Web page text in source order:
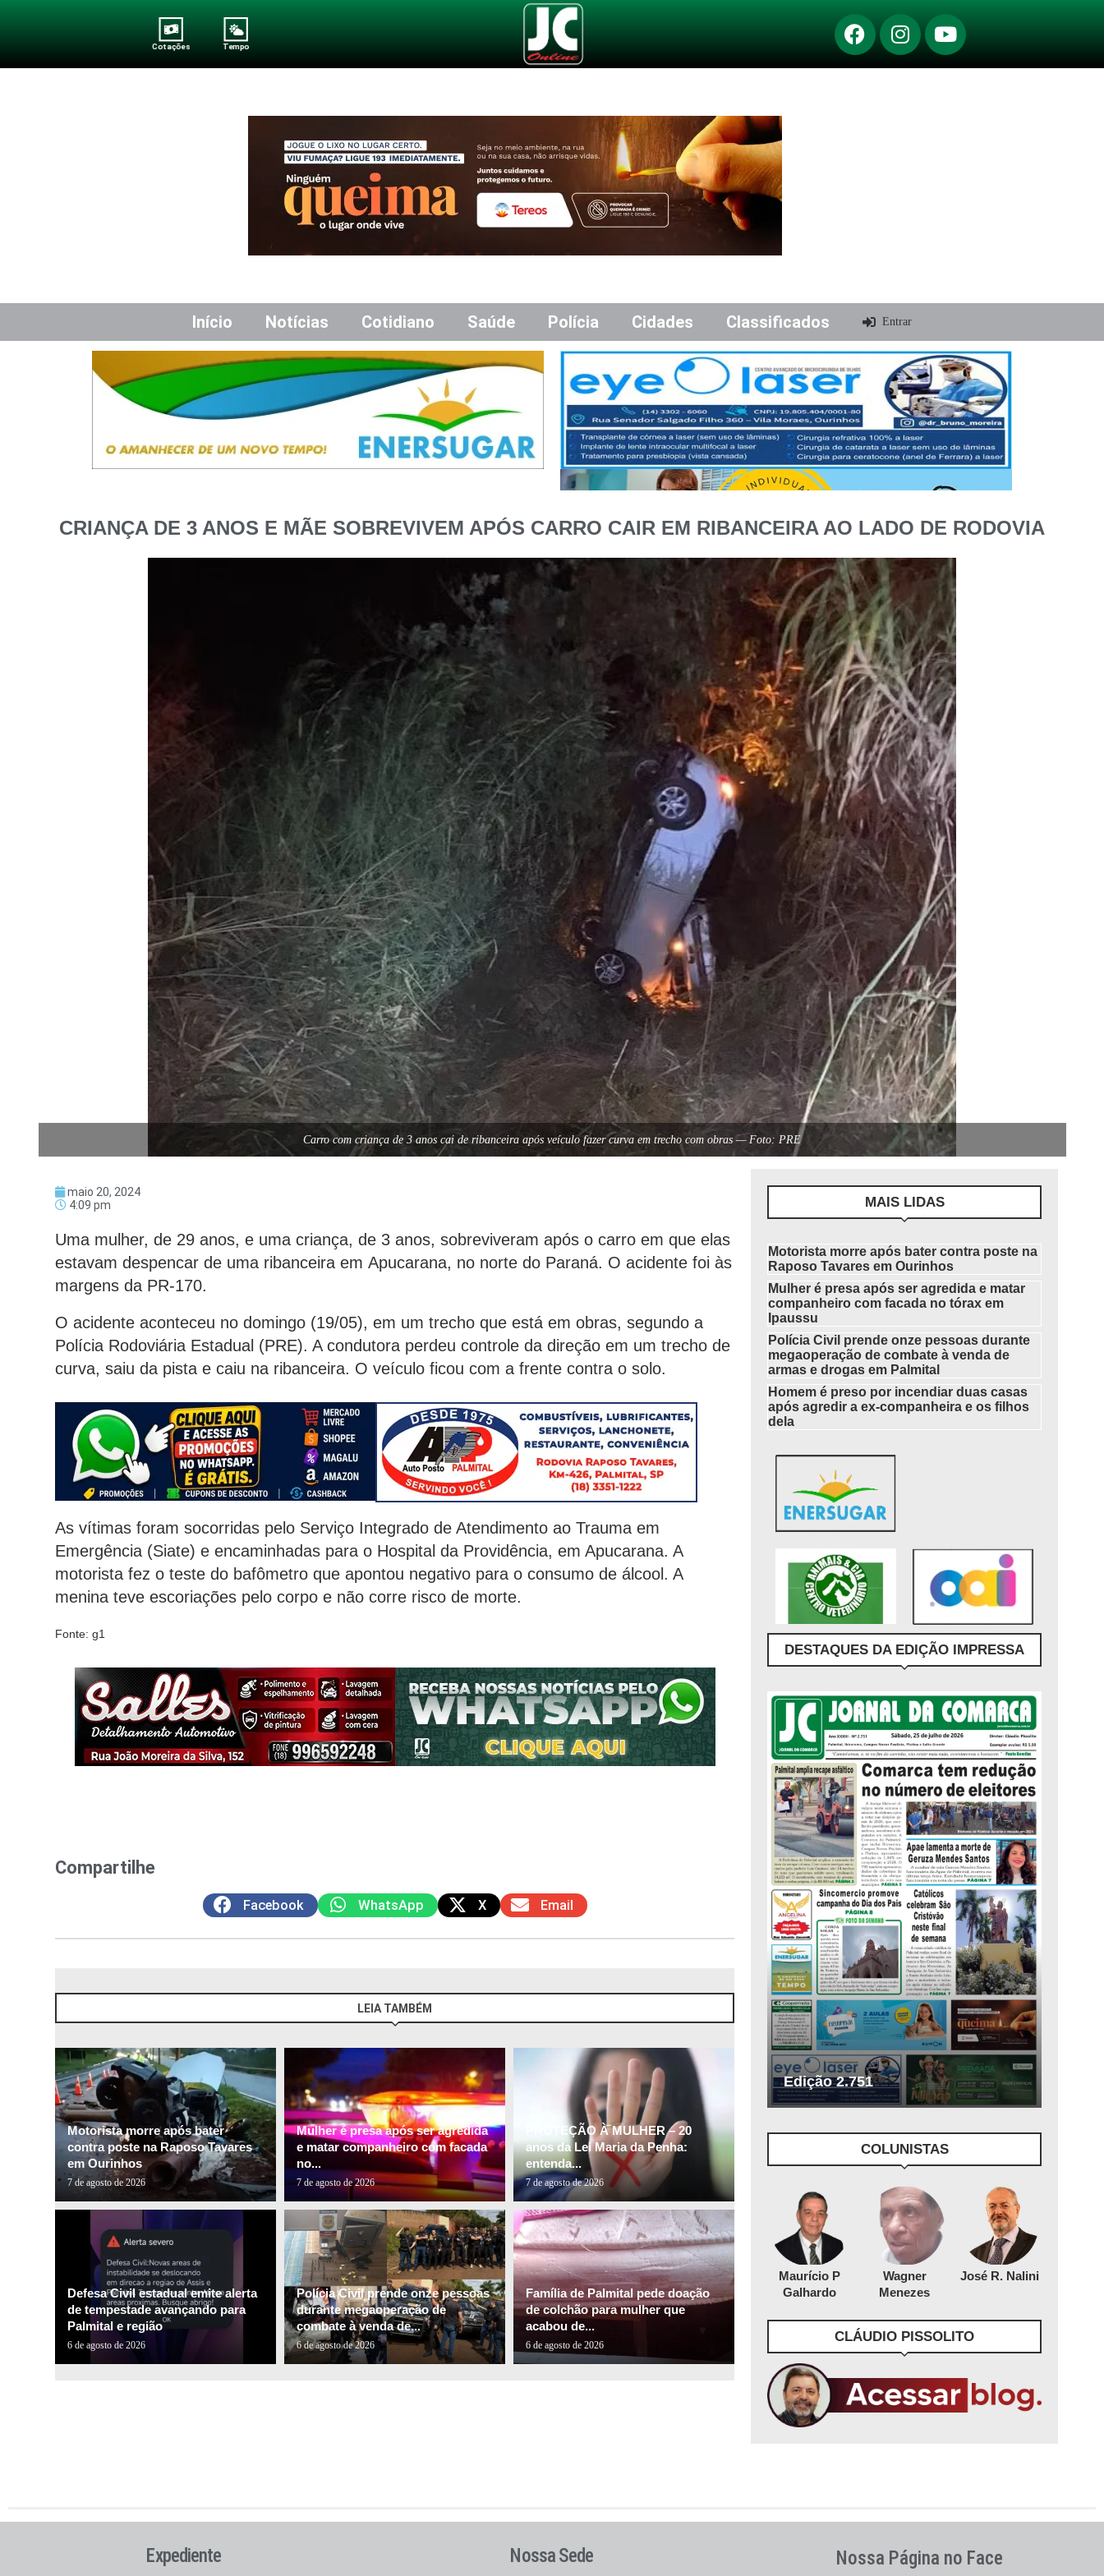
Cotações Tempo
Início Notícias Cotidiano Saúde Polícia Cidades Classificados Entrar
CRIANÇA DE 3 ANOS E MÃE SOBREVIVEM APÓS CARRO CAIR EM RIBANCEIRA AO LADO DE RODOVIA
Carro com criança de 3 anos cai de ribanceira após veículo fazer curva em trecho com obras — Foto: PRE
maio 20, 2024
4:09 pm
Uma mulher, de 29 anos, e uma criança, de 3 anos, sobreviveram após o carro em que elas
estavam despencar de uma ribanceira em Apucarana, no norte do Paraná. O acidente foi às
margens da PR-170.
O acidente aconteceu no domingo (19/05), em um trecho que está em obras, segundo a
Polícia Rodoviária Estadual (PRE). A condutora perdeu controle da direção em um trecho de
curva, saiu da pista e caiu na ribanceira. O veículo ficou com a frente contra o solo.
As vítimas foram socorridas pelo Serviço Integrado de Atendimento ao Trauma em
Emergência (Siate) e encaminhadas para o Hospital da Providência, em Apucarana. A
motorista fez o teste do bafômetro que apontou negativo para o consumo de álcool. A
menina teve escoriações pelo corpo e não corre risco de morte.
Fonte: g1
Compartilhe
Facebook WhatsApp X Email
LEIA TAMBÉM
Motorista morre após bater
contra poste na Raposo Tavares
em Ourinhos
7 de agosto de 2026
Mulher é presa após ser agredida
e matar companheiro com facada
no...
7 de agosto de 2026
PROTEÇÃO À MULHER – 20
anos da Lei Maria da Penha:
entenda...
7 de agosto de 2026
Defesa Civil estadual emite alerta
de tempestade avançando para
Palmital e região
6 de agosto de 2026
Polícia Civil prende onze pessoas
durante megaoperação de
combate à venda de...
6 de agosto de 2026
Família de Palmital pede doação
de colchão para mulher que
acabou de...
6 de agosto de 2026
MAIS LIDAS
Motorista morre após bater contra poste na
Raposo Tavares em Ourinhos
Mulher é presa após ser agredida e matar
companheiro com facada no tórax em
Ipaussu
Polícia Civil prende onze pessoas durante
megaoperação de combate à venda de
armas e drogas em Palmital
Homem é preso por incendiar duas casas
após agredir a ex-companheira e os filhos
dela
DESTAQUES DA EDIÇÃO IMPRESSA
Edição 2.751
COLUNISTAS
Maurício P
Galhardo
Wagner
Menezes
José R. Nalini
CLÁUDIO PISSOLITO
Expediente Nossa Sede Nossa Página no Face